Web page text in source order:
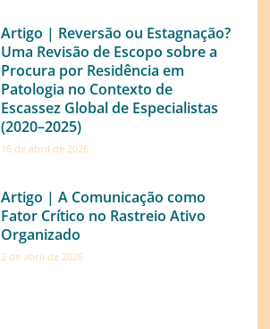
Artigo | Reversão ou Estagnação?
Uma Revisão de Escopo sobre a
Procura por Residência em
Patologia no Contexto de
Escassez Global de Especialistas
(2020–2025)
16 de abril de 2026
Artigo | A Comunicação como
Fator Crítico no Rastreio Ativo
Organizado
2 de abril de 2026